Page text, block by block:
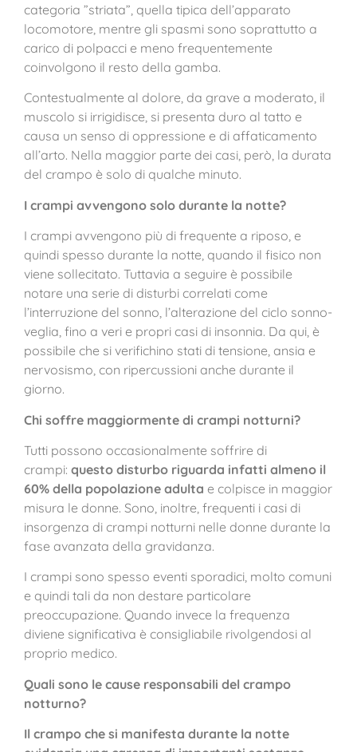
categoria ”striata”, quella tipica dell’apparato
locomotore, mentre gli spasmi sono soprattutto a
carico di polpacci e meno frequentemente
coinvolgono il resto della gamba.
Contestualmente al dolore, da grave a moderato, il
muscolo si irrigidisce, si presenta duro al tatto e
causa un senso di oppressione e di affaticamento
all’arto. Nella maggior parte dei casi, però, la durata
del crampo è solo di qualche minuto.
I crampi avvengono solo durante la notte?
I crampi avvengono più di frequente a riposo, e
quindi spesso durante la notte, quando il fisico non
viene sollecitato. Tuttavia a seguire è possibile
notare una serie di disturbi correlati come
l’interruzione del sonno, l’alterazione del ciclo sonno-
veglia, fino a veri e propri casi di insonnia. Da qui, è
possibile che si verifichino stati di tensione, ansia e
nervosismo, con ripercussioni anche durante il
giorno.
Chi soffre maggiormente di crampi notturni?
Tutti possono occasionalmente soffrire di
crampi: questo disturbo riguarda infatti almeno il
60% della popolazione adulta e colpisce in maggior
misura le donne. Sono, inoltre, frequenti i casi di
insorgenza di crampi notturni nelle donne durante la
fase avanzata della gravidanza.
I crampi sono spesso eventi sporadici, molto comuni
e quindi tali da non destare particolare
preoccupazione. Quando invece la frequenza
diviene significativa è consigliabile rivolgendosi al
proprio medico.
Quali sono le cause responsabili del crampo
notturno?
Il crampo che si manifesta durante la notte